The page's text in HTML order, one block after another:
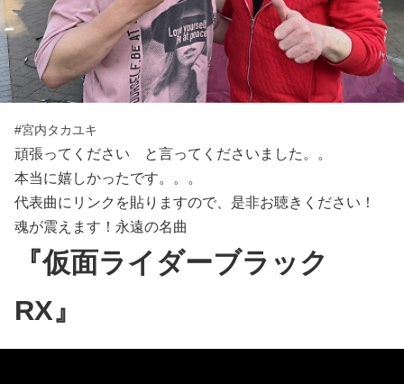
#宮内タカユキ
頑張ってください と言ってくださいました。。
本当に嬉しかったです。。。
代表曲にリンクを貼りますので、是非お聴きください！
魂が震えます！永遠の名曲
『仮面ライダーブラック
RX』